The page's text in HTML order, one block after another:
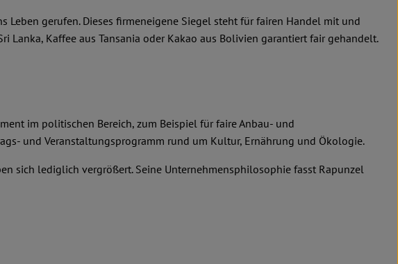
Leben gerufen. Dieses firmeneigene Siegel steht für fairen Handel mit und
Kaffee aus Tansania oder Kakao aus Bolivien garantiert fair gehandelt.
im politischen Bereich, zum Beispiel für faire Anbau- und
und Veranstaltungsprogramm rund um Kultur, Ernährung und Ökologie.
sich lediglich vergrößert. Seine Unternehmensphilosophie fasst Rapunzel